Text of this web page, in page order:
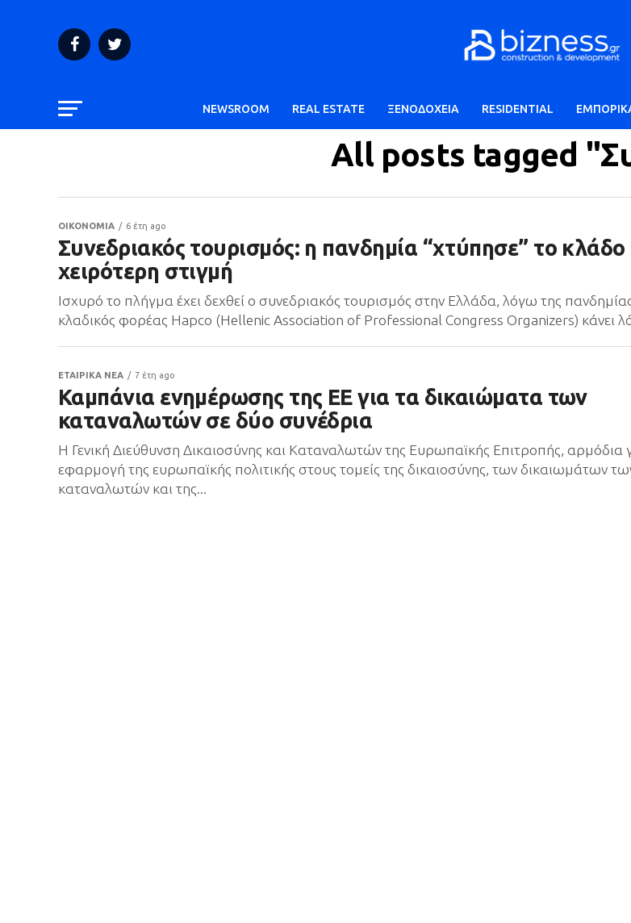
NEWSROOM REAL ESTATE ΞΕΝΟΔΟΧΕΙΑ RESIDENTIAL
All posts tagged
ΟΙΚΟΝΟΜΙΑ 6 έτη ago
Συνεδριακός τουρισμός: η πανδημία “χτύπησε” το κλάδο
χειρότερη στιγμή
Ισχυρό το πλήγμα έχει δεχθεί ο συνεδριακός τουρισμός στην Ελλάδα, λόγω της
κλαδικός φορέας Hapco (Hellenic Association of Professional Congress Organizers) κάνει
ΕΤΑΙΡΙΚΑ ΝΕΑ 7 έτη ago
Καμπάνια ενημέρωσης της ΕΕ για τα δικαιώματα των
καταναλωτών σε δύο συνέδρια
Η Γενική Διεύθυνση Δικαιοσύνης και Καταναλωτών της Ευρωπαϊκής Επιτροπής, αρμόδια
εφαρμογή της ευρωπαϊκής πολιτικής στους τομείς της δικαιοσύνης, των δικαιωμάτων
καταναλωτών και της...